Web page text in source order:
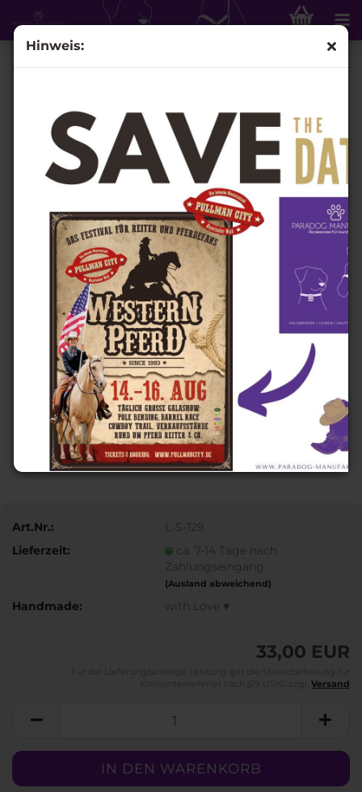
Hinweis:
Leine „Sally", Modell Cream&Teal - 2m / 3-fach verstellbar
Art.Nr.:
L-S-129
Lieferzeit:
ca. 7-14 Tage nach
Zahlungseingang
(Ausland abweichend)
Handmade: with Love ♥
33,00 EUR
Versand